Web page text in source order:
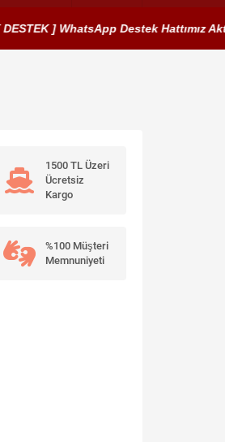
] WhatsApp Destek Hattımız
1500 TL Üzeri
Ücretsiz
Kargo
%100 Müşteri
Memnuniyeti